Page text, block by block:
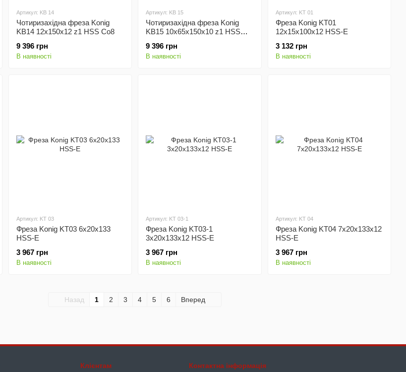
Артикул: KB 14
Чотиризахідна фреза Konig
KB14 12x150x12 z1 HSS Co8
9 396 грн
В наявності
Артикул: KB 15
Чотиризахідна фреза Konig
KB15 10x65х150x10 z1 HSS
9 396 грн
В наявності
Артикул: KT 01
Фреза Konig KT01
12х15х100х12 HSS-E
3 132 грн
В наявності
Артикул: KT 03
Фреза Konig KT03 6х20х133
HSS-E
3 967 грн
В наявності
Артикул: KT 03-1
Фреза Konig KT03-1
3х20х133х12 HSS-E
3 967 грн
В наявності
Артикул: KT 04
Фреза Konig KT04 7х20х133х12
HSS-E
3 967 грн
В наявності
Назад 1 2 3 4 5 6 Вперед
Клієнтам Контактна інформація